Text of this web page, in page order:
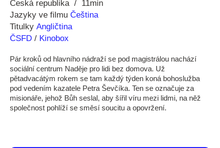
Česká republika
11min
Jazyky ve filmu Čeština
Titulky Angličtina
ČSFD / Kinobox
Pár kroků od hlavního nádraží se pod magistrálou nachází
sociální centrum Naděje pro lidi bez domova. Už
pětadvacátým rokem se tam každý týden koná bohoslužba
pod vedením kazatele Petra Ševčíka. Ten se označuje za
misionáře, jehož Bůh seslal, aby šířil víru mezi lidmi, na něž
společnost pohlíží se směsí soucitu a opovržení.